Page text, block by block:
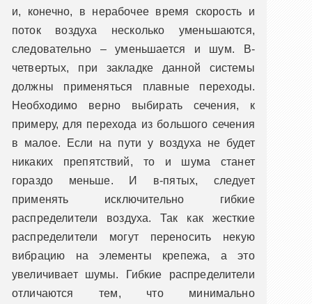
и, конечно, в нерабочее время скорость и
поток воздуха несколько уменьшаются,
следовательно – уменьшается и шум. В-
четвертых, при закладке данной системы
должны применяться плавные переходы.
Необходимо верно выбирать сечения, к
примеру, для перехода из большого сечения
в малое. Если на пути у воздуха не будет
никаких препятствий, то и шума станет
гораздо меньше. И в-пятых, следует
применять исключительно гибкие
распределители воздуха. Так как жесткие
распределители могут переносить некую
вибрацию на элементы крепежа, а это
увеличивает шумы. Гибкие распределители
отличаются тем, что минимально